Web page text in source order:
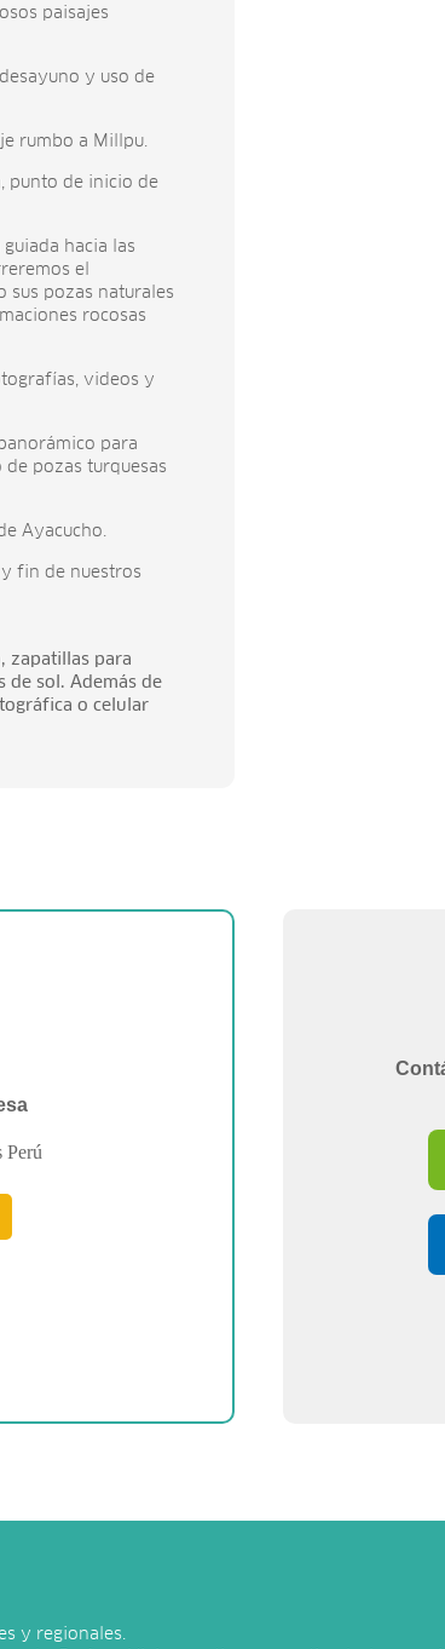
paisajes
y uso de
rumbo a Millpu.
punto de inicio de
hacia las
el
sus pozas naturales
rocosas
videos y
para
pozas turquesas
Ayacucho.
y fin de nuestros
zapatillas para
de sol. Además de
o celular
Perú
y regionales.